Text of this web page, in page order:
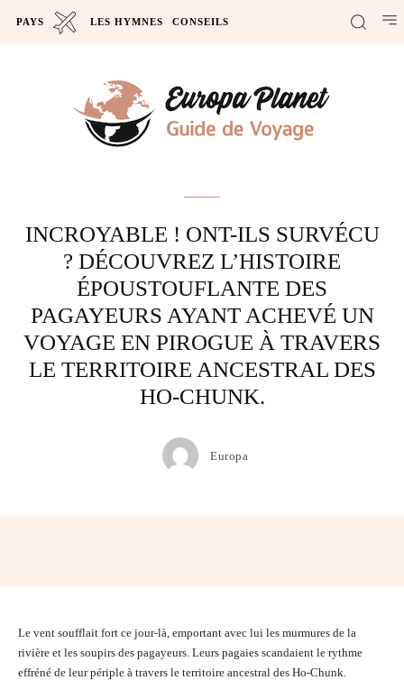
PAYS LES HYMNES CONSEILS
INCROYABLE ! ONT-ILS SURVÉCU
? DÉCOUVREZ L’HISTOIRE
ÉPOUSTOUFLANTE DES
PAGAYEURS AYANT ACHEVÉ UN
VOYAGE EN PIROGUE À TRAVERS
LE TERRITOIRE ANCESTRAL DES
HO-CHUNK.
Europa
Le vent soufflait fort ce jour-là, emportant avec lui les murmures de la
rivière et les soupirs des pagayeurs. Leurs pagaies scandaient le rythme
effréné de leur périple à travers le territoire ancestral des Ho-Chunk.